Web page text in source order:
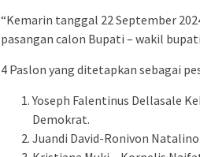
“Kemarin tanggal 22 September
pasangan calon Bupati – wakil
4 Paslon yang ditetapkan sebagai
Yoseph Falentinus Dellasale
Demokrat.
Juandi David-Ronivon Natalino